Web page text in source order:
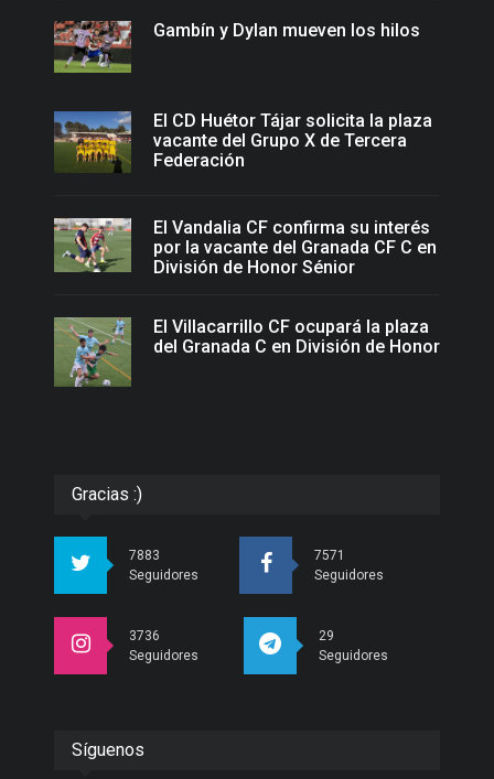
Gambín y Dylan mueven los hilos
El CD Huétor Tájar solicita la plaza
vacante del Grupo X de Tercera
Federación
El Vandalia CF confirma su interés
por la vacante del Granada CF C en
División de Honor Sénior
El Villacarrillo CF ocupará la plaza
del Granada C en División de Honor
Gracias :)
7883
Seguidores
7571
Seguidores
3736
Seguidores
29
Seguidores
Síguenos